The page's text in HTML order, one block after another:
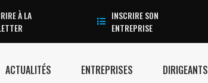
À LA
INSCRIRE SON
ENTREPRISE
ACTUALITÉS ENTREPRISES DIRIGEANTS